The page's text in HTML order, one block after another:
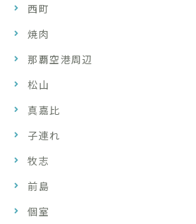
西町
焼肉
那覇空港周辺
松山
真嘉比
子連れ
牧志
前島
個室